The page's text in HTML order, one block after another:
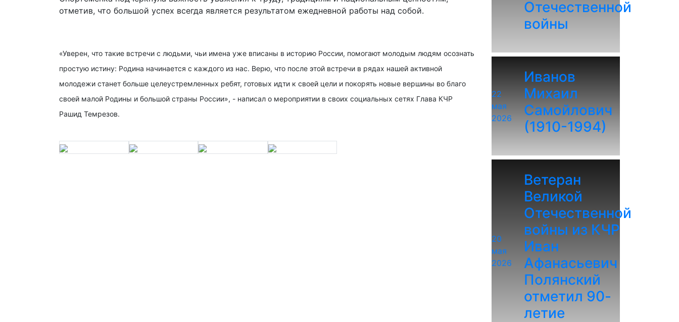
отметив, что большой успех всегда является результатом ежедневной работы над собой.
«Уверен, что такие встречи с людьми, чьи имена уже вписаны в историю России, помогают молодым людям осознать
простую истину: Родина начинается с каждого из нас. Верю, что после этой встречи в рядах нашей активной
молодежи станет больше целеустремленных ребят, готовых идти к своей цели и покорять новые вершины во благо
своей малой Родины и большой страны России», - написал о мероприятии в своих социальных сетях Глава КЧР
Рашид Темрезов.
Отечественной
войны
22
мая
2026
Иванов
Михаил
Самойлович
(1910-1994)
20
мая
2026
Ветеран
Великой
Отечественной
войны из КЧР
Иван
Афанасьевич
Полянский
отметил 90-
летие